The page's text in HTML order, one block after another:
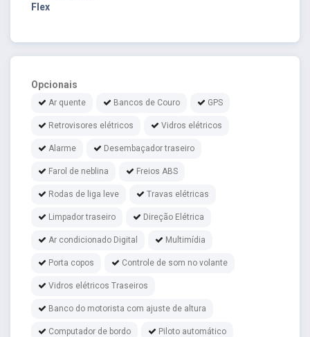
Flex
Opcionais
Ar quente Bancos de Couro GPS
Retrovisores elétricos Vidros elétricos
Alarme Desembaçador traseiro
Farol de neblina Freios ABS
Rodas de liga leve Travas elétricas
Limpador traseiro Direção Elétrica
Ar condicionado Digital Multimídia
Porta copos Controle de som no volante
Vidros elétricos Traseiros
Banco do motorista com ajuste de altura
Computador de bordo Piloto automático